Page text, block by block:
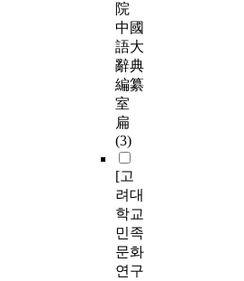
院
中國
語大
辭典
編纂
室
扁
(3)
[고
려대
학교
민족
문화
연구